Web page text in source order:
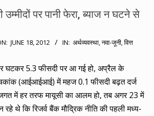
उम्मीदों पर पानी फेरा, ब्याज न घटने से
JUNE 18, 2012 IN: अर्थव्यवस्था,नवा-जूनी,वित्त
घटकर 5.3 फीसदी पर आ गई हो, अप्रैल के
(आईआईआई) में महज 0.1 फीसदी बढ़त दर्ज
में हर तरफ मायूसी का आलम हो, तब अगर 23 में
रहे थे कि रिजर्व बैंक मौद्रिक नीति की पहली मध्य-